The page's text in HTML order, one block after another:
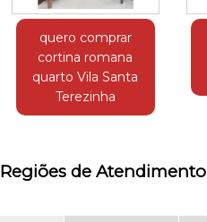
quero comprar
cortina romana
quarto Vila Santa
Terezinha
Regiões de Atendimento